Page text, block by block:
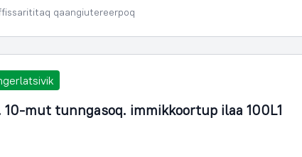
qaangiutereerpoq
mut tunngasoq. immikkoortup ilaa 100L1